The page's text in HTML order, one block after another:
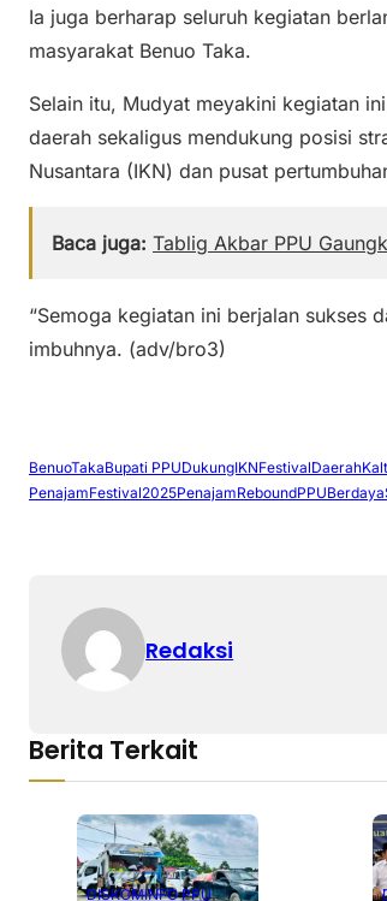
Ia juga berharap seluruh kegiatan
masyarakat Benuo Taka.
Selain itu, Mudyat meyakini kegiatan
daerah sekaligus mendukung posisi
Nusantara (IKN) dan pusat
Baca juga: Tablig Akbar PPU
“Semoga kegiatan ini berjalan sukses
imbuhnya. (adv/bro3)
BenuoTakaBupati PPUDukungIKNFestivalDaerah
PenajamFestival2025PenajamRebound
Redaksi
Berita Terkait
DISKOMINFO PPU